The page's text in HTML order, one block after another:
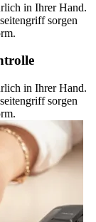
in Ihrer Hand.
sorgen
in Ihrer Hand.
sorgen